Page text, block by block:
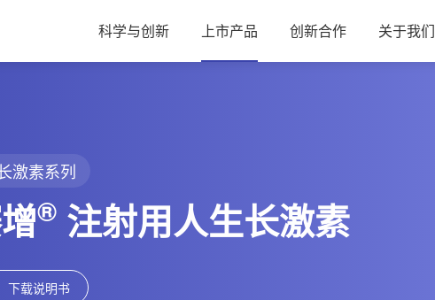
科学与创新 上市产品 创新合作 关于我们
激素系列
®注射用人生长激素
下载说明书